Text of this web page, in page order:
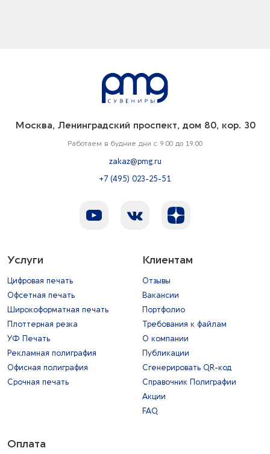
Москва, Ленинградский проспект, дом 80, кор. 30
Работаем в будние дни с 9:00 до 19:00
zakaz@pmg.ru
+7 (495) 023-25-51
Услуги
Цифровая печать
Офсетная печать
Широкоформатная печать
Плоттерная резка
УФ Печать
Рекламная полиграфия
Офисная полиграфия
Срочная печать
Клиентам
Отзывы
Вакансии
Портфолио
Требования к файлам
О компании
Публикации
Сгенерировать QR-код
Справочник Полиграфии
Акции
FAQ
Оплата